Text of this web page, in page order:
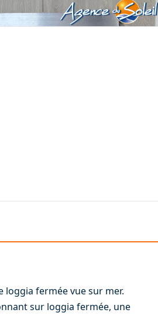
loggia fermée vue sur mer.
sur loggia fermée, une